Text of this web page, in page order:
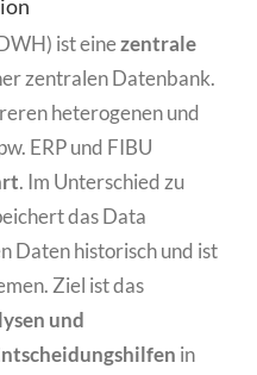
ist einezentrale
zentralen Datenbank.
heterogenen und
ERP und FIBU
. Im Unterschied zu
das Data
Daten historisch und ist
Ziel ist das
und
in